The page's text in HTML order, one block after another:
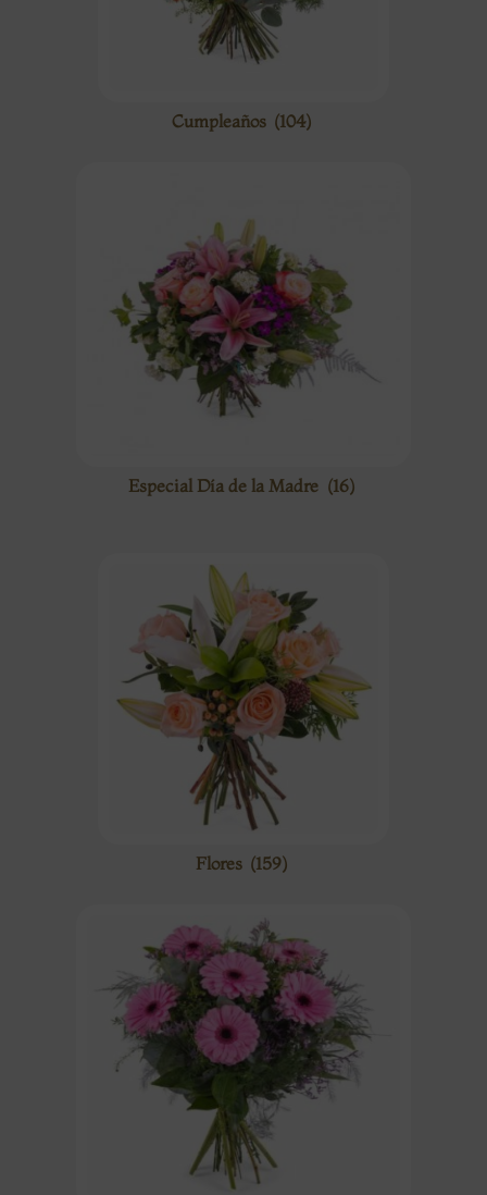
Cumpleaños (104)
Especial Día de la Madre (16)
Flores (159)